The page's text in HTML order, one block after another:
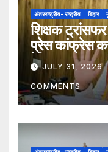
अंतरराष्ट्रीय- राष्ट्रीय बिहार
शिक्षक ट्रांसफर
प्रेस कांफ्रेस
ऐच्छिक
JULY 31, 2026
COMMENTS